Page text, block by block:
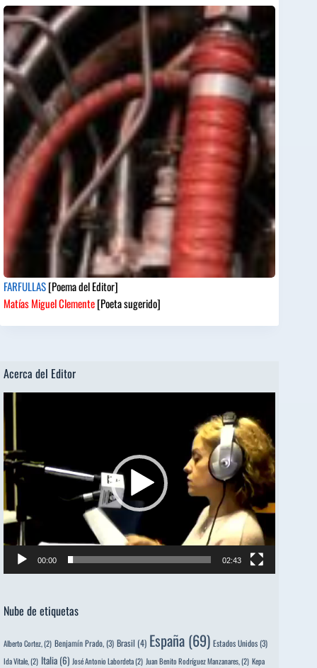
FARFULLAS[Poema del Editor]
Matías Miguel Clemente[Poeta sugerido]
Acerca del Editor
de
vídeo
00:00 02:43
Nube de etiquetas
Alberto Cortez, (2) Benjamín Prado,(3) Brasil (4) España (69) Estados Unidos(3)
Ida Vitale, (2) Italia (6) José Antonio Labordeta(2) Juan Benito Rodríguez Manzanares, (2) Kepa